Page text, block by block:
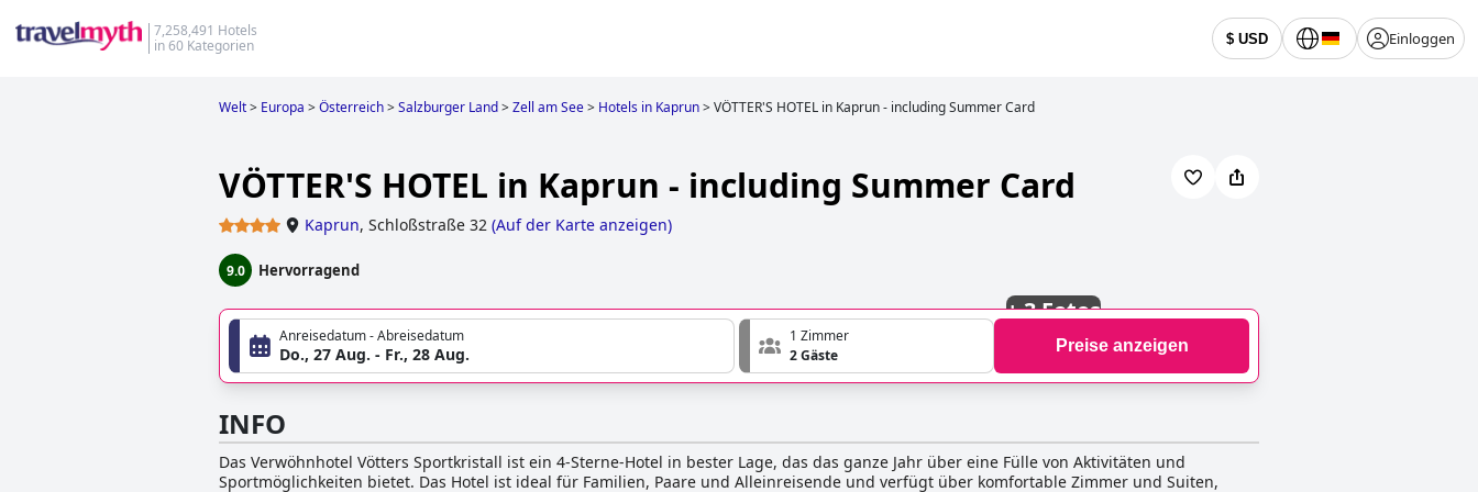
7,258,491 Hotels
in 60 Kategorien
$ USD Einloggen
Welt> Europa >Österreich>Salzburger Land>Zell am See> Hotels in Kaprun>VÖTTER'S HOTEL in Kaprun - including Summer Card
VÖTTER'S HOTEL in Kaprun - including Summer Card
Kaprun, Schloßstraße 32 (Auf der Karte anzeigen)
9.0 Hervorragend
+3 Fotos
Anreisedatum - Abreisedatum
Do., 27 Aug. - Fr., 28 Aug.
1 Zimmer
2 Gäste
Preise anzeigen
INFO
Das Verwöhnhotel Vötters Sportkristall ist ein 4-Sterne-Hotel in bester Lage, das das ganze Jahr über eine Fülle von Aktivitäten und
Sportmöglichkeiten bietet. Das Hotel ist ideal für Familien, Paare und Alleinreisende und verfügt über komfortable Zimmer und Suiten,